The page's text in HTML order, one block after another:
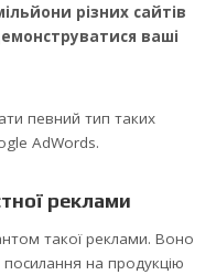
різних сайтів
ваші
певний тип таких
AdWords.
реклами
такої реклами. Воно
посилання на продукцію